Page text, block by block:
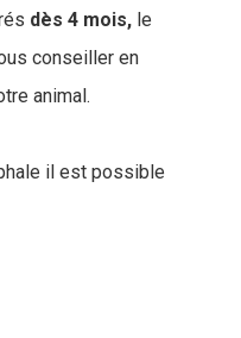
dès 4 mois, le
conseiller en
animal.
il est possible